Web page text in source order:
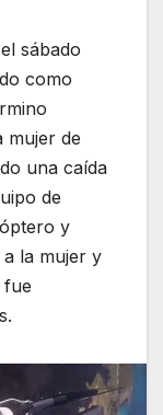
sábado
como
mujer de
una caída
de
y
la mujer y
fue